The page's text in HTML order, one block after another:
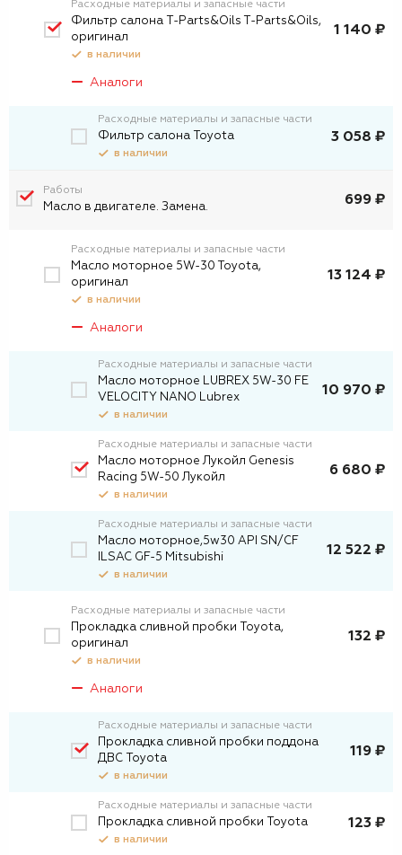
Расходные материалы и запасные части
Фильтр салона T-Parts&Oils T-Parts&Oils,
оригинал
в наличии
1 140 ₽
Аналоги
Расходные материалы и запасные части
Фильтр салона Toyota
в наличии
3 058 ₽
Работы
Масло в двигателе. Замена. 699 ₽
Расходные материалы и запасные части
Масло моторное 5W-30 Toyota,
оригинал
в наличии
13 124 ₽
Аналоги
Расходные материалы и запасные части
Масло моторное LUBREX 5W-30 FE
VELOCITY NANO Lubrex
в наличии
10 970 ₽
Расходные материалы и запасные части
Масло моторное Лукойл Genesis
Racing 5W-50 Лукойл
в наличии
6 680 ₽
Расходные материалы и запасные части
Масло моторное,5w30 API SN/CF
ILSAC GF-5 Mitsubishi
в наличии
12 522 ₽
Расходные материалы и запасные части
Прокладка сливной пробки Toyota,
оригинал
в наличии
132 ₽
Аналоги
Расходные материалы и запасные части
Прокладка сливной пробки поддона
ДВС Toyota
в наличии
119 ₽
Расходные материалы и запасные части
Прокладка сливной пробки Toyota
в наличии
123 ₽